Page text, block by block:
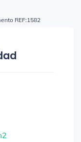
REF:1582